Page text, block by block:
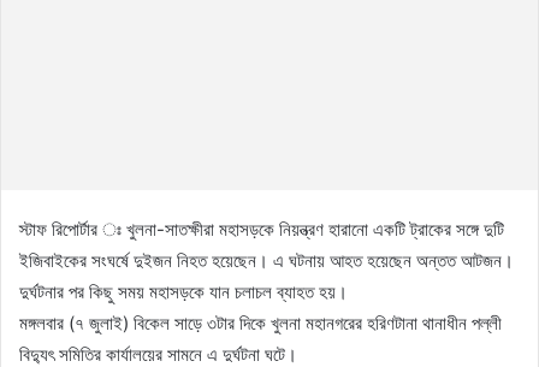
স্টাফ রিপোর্টার ঃ খুলনা-সাতক্ষীরা মহাসড়কে নিয়ন্ত্রণ হারানো একটি ট্রাকের সঙ্গে দুটি
ইজিবাইকের সংঘর্ষে দুইজন নিহত হয়েছেন। এ ঘটনায় আহত হয়েছেন অন্তত আটজন।
দুর্ঘটনার পর কিছু সময় মহাসড়কে যান চলাচল ব্যাহত হয়।
মঙ্গলবার (৭ জুলাই) বিকেল সাড়ে ৩টার দিকে খুলনা মহানগরের হরিণটানা থানাধীন পল্লী
বিদ্যুৎ সমিতির কার্যালয়ের সামনে এ দুর্ঘটনা ঘটে।